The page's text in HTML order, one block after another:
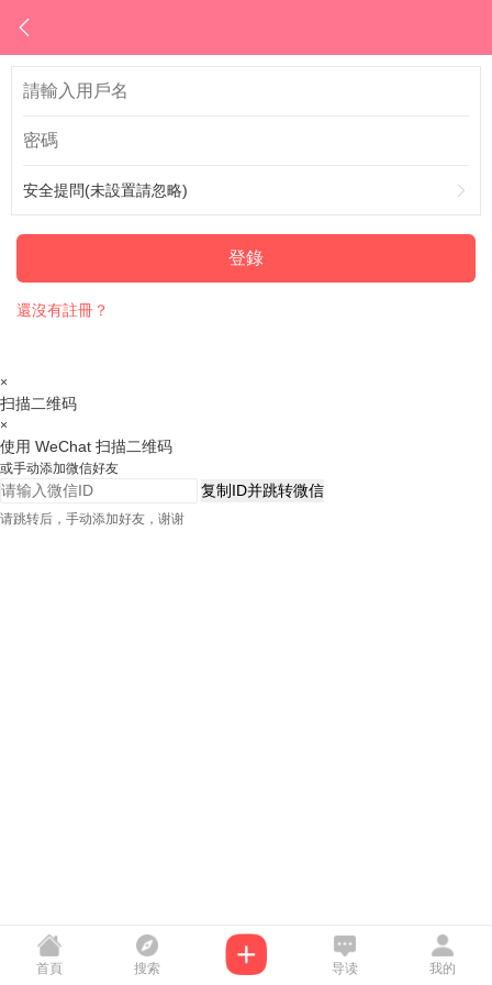
安全提問(未設置請忽略)
登錄
還沒有註冊？
×
扫描二维码
×
使用 WeChat 扫描二维码
或手动添加微信好友
复制ID并跳转微信
请跳转后，手动添加好友，谢谢
首頁 搜索 导读 我的